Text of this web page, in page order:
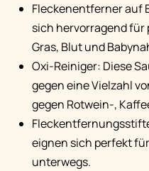
Fleckenentferner auf
sich hervorragend für
Gras, Blut und
Oxi-Reiniger: Diese
gegen eine Vielzahl
gegen Rotwein-,
eignen sich perfekt
unterwegs.